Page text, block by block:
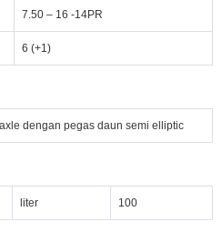
7.50 – 16 -14PR
6 (+1)
dengan pegas daun semi elliptic
liter 100